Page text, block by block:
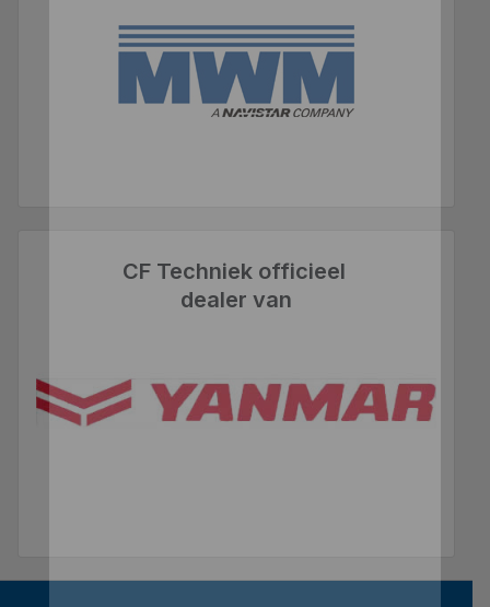
CF Techniek officieel
dealer van